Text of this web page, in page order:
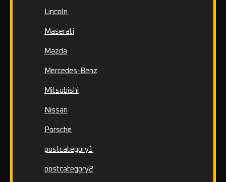
Lincoln
Maserati
Mazda
Mercedes-Benz
Mitsubishi
Nissan
Porsche
postcategory1
postcategory2